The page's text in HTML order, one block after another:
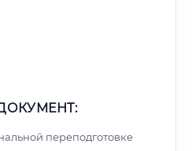
переподготовке